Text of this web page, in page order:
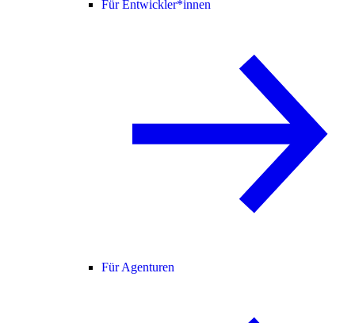
Für Entwickler*innen
Für Agenturen